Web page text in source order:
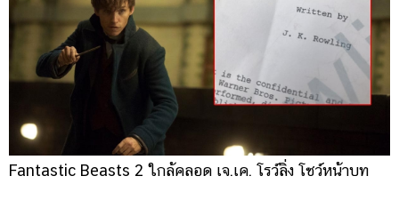
Fantastic Beasts 2 ใกล้คลอด เจ.เค. โรว์ลิ่ง โชว์หน้าบท